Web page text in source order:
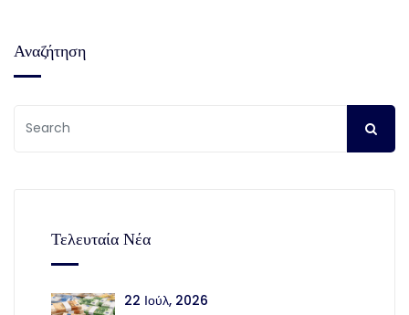
Αναζήτηση
Τελευταία Νέα
22 Ιούλ, 2026